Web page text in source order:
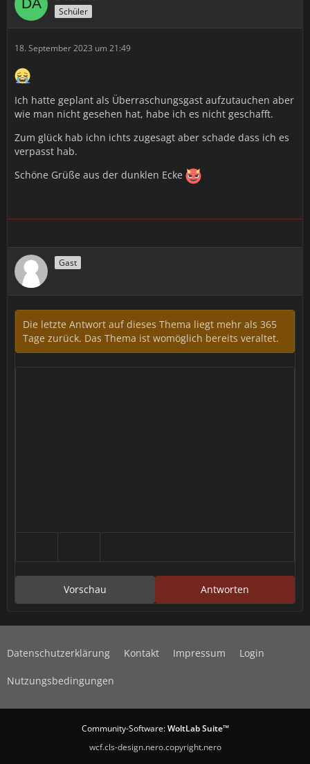
Schüler
18. September 2023 um 21:49
Ich hatte geplant als Überraschungsgast aufzutauchen aber
wie man nicht gesehen hat, habe ich es nicht geschafft.
Zum glück hab ichn ichts zugesagt aber schade dass ich es
verpasst hab.
Schöne Grüße aus der dunklen Ecke
Gast
Die letzte Antwort auf dieses Thema liegt mehr als 365
Tage zurück. Das Thema ist womöglich bereits veraltet.
Antworten
Vorschau
Datenschutzerklärung Kontakt Impressum Login
Nutzungsbedingungen
Community-Software:WoltLab Suite™
wcf.cls-design.nero.copyright.nero